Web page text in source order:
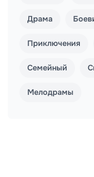
Драма
Приключения
Семейный
Мелодрамы